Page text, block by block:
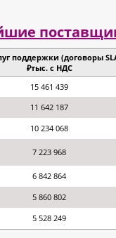
поддержки (договоры
₽тыс. с НДС
15 461 439
11 642 187
10 234 068
7 223 968
6 842 864
5 860 802
5 528 249